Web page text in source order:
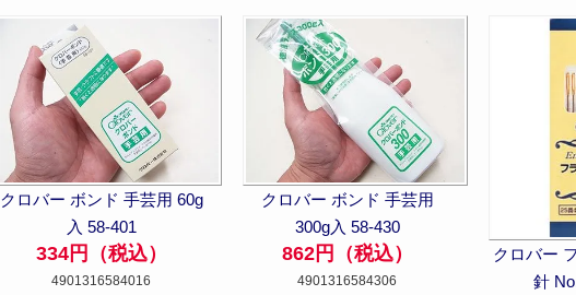
クロバー ボンド 手芸用 60g
入 58-401
334円（税込）
4901316584016
クロバー ボンド 手芸用
300g入 58-430
862円（税込）
4901316584306
クロバー
針